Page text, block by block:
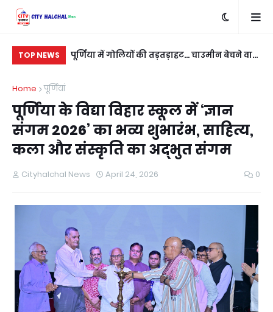
TOP NEWS
बदला लेने के लिए
पूर्णिया में गोलियों की तड़तड़ाहट... चाउमीन बेचने वाले
Home
पूर्णियां
पूर्णिया के विद्या विहार स्कूल में ‘ज्ञान
संगम 2026’ का भव्य शुभारंभ, साहित्य,
कला और संस्कृति का अद्भुत संगम
Cityhalchal News April 24, 2026 0